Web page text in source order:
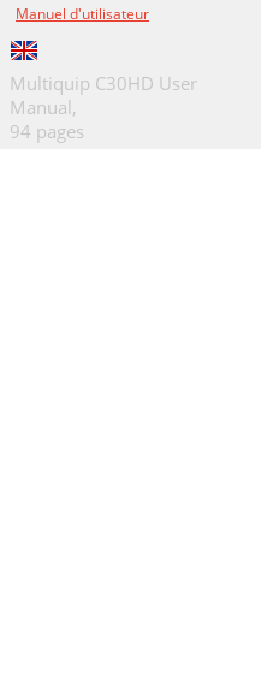
Manuel d'utilisateur
Multiquip C30HD User
Manual,
94 pages